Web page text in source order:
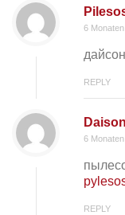
6
REPLY
6
REPLY